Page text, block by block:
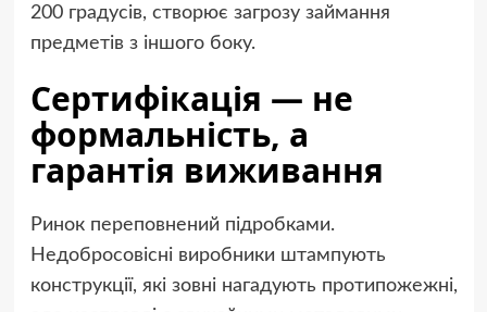
200 градусів, створює загрозу займання
предметів з іншого боку.
Сертифікація — не
формальність, а
гарантія виживання
Ринок переповнений підробками.
Недобросовісні виробники штампують
конструкції, які зовні нагадують протипожежні,